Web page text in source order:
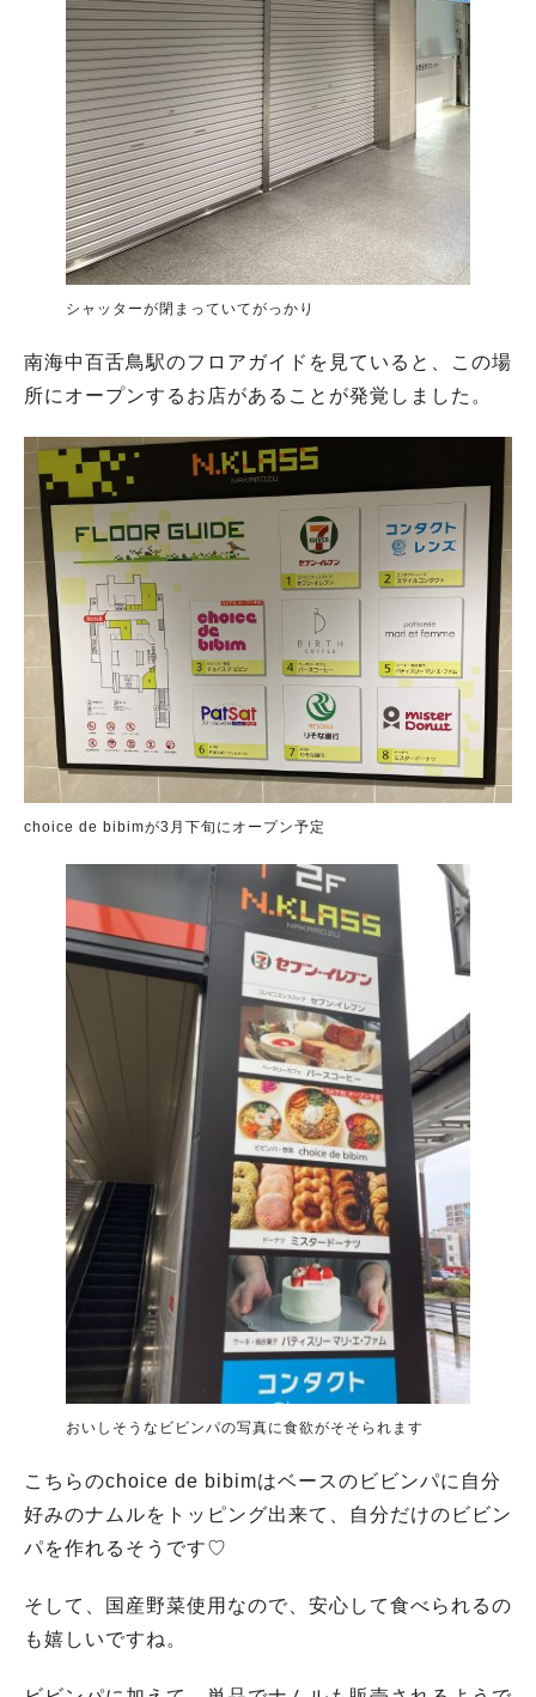
シャッターが閉まっていてがっかり
南海中百舌鳥駅のフロアガイドを見ていると、この場
所にオープンするお店があることが発覚しました。
choice de bibimが3月下旬にオープン予定
おいしそうなビビンパの写真に食欲がそそられます
こちらのchoice de bibimはベースのビビンパに自分
好みのナムルをトッピング出来て、自分だけのビビン
パを作れるそうです♡
そして、国産野菜使用なので、安心して食べられるの
も嬉しいですね。